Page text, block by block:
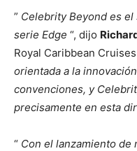
” Celebrity Beyond es
serie Edge “, dijo
Royal Caribbean Cruises
orientada a la
convenciones, y
precisamente en esta
“ Con el lanzamiento